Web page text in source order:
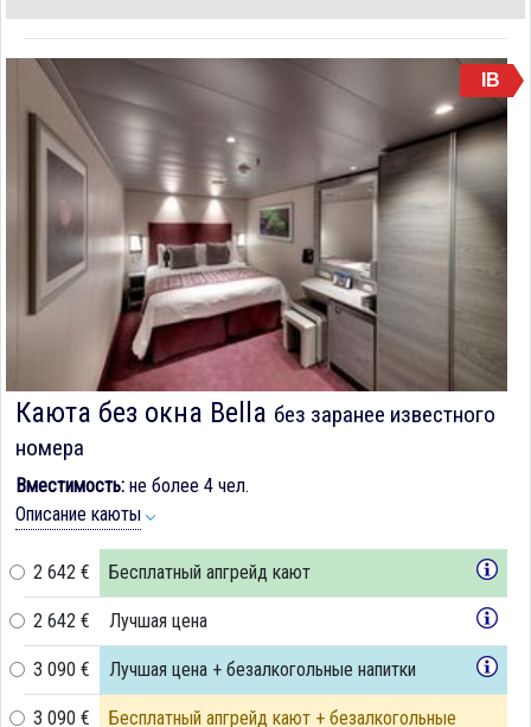
IB
Каюта без окна Bella без заранее известного
номера
Вместимость: не более 4 чел.
Описание каюты
2 642 € Бесплатный апгрейд кают
2 642 € Лучшая цена
3 090 € Лучшая цена + безалкогольные напитки
3 090 €
Бесплатный апгрейд кают + безалкогольные